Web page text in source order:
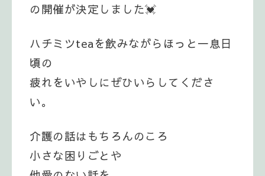
の開催が決定しました💓
ハチミツteaを飲みながらほっと一息日
頃の
疲れをいやしにぜひいらしてくださ
い。
介護の話はもちろんのころ
小さな困りごとや